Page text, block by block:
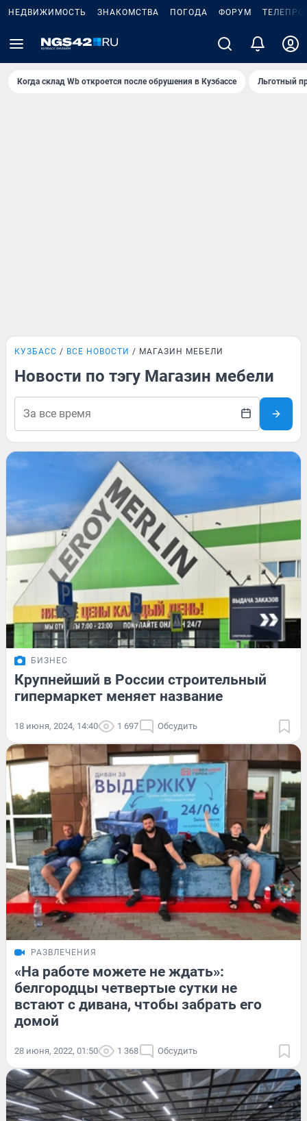
НЕДВИЖИМОСТЬ ЗНАКОМСТВА ПОГОДА ФОРУМ
Когда склад Wb откроется после обрушения в Кузбассе Льготный
КУЗБАСС ВСЕ НОВОСТИ МАГАЗИН МЕБЕЛИ
Новости по тэгу Магазин мебели
БИЗНЕС
Крупнейший в России строительный
гипермаркет меняет название
18 июня, 2024, 14:40 1 697 Обсудить
РАЗВЛЕЧЕНИЯ
«На работе можете не ждать»:
белгородцы четвертые сутки не
встают с дивана, чтобы забрать его
домой
28 июня, 2022, 01:50 1 368 Обсудить